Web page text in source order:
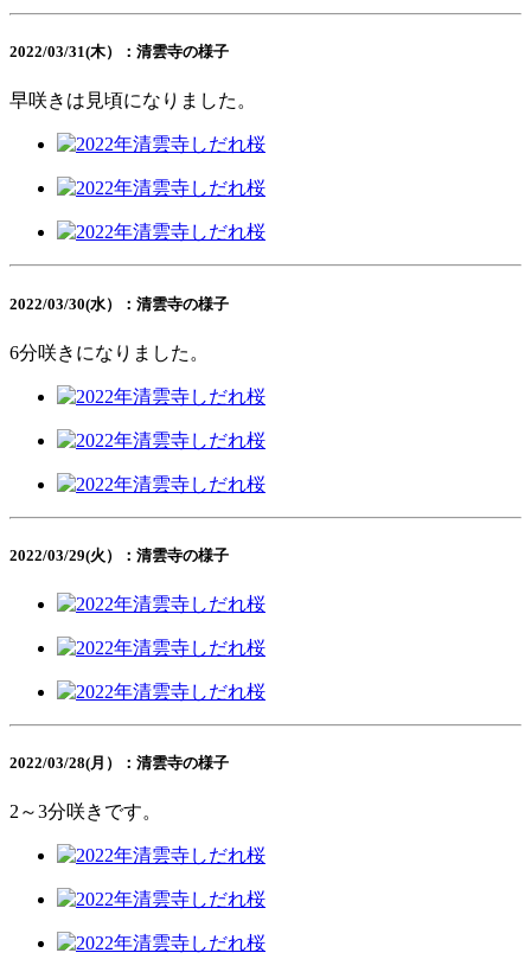
2022/03/31(木）：清雲寺の様子
早咲きは見頃になりました。
2022/03/30(水）：清雲寺の様子
6分咲きになりました。
2022/03/29(火）：清雲寺の様子
2022/03/28(月）：清雲寺の様子
2～3分咲きです。